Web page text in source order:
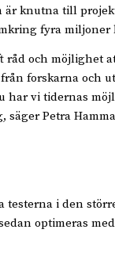
är knutna till
fyra miljoner
råd och möjlighet
forskarna och
har vi tidernas
säger Petra
testerna i den
optimeras